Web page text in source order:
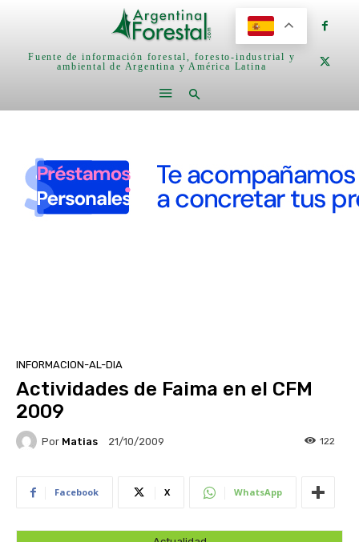
Fuente de información forestal, foresto-industrial y
ambiental de Argentina y América Latina
INFORMACION-AL-DIA
Actividades de Faima en el CFM
2009
Por Matias 21/10/2009 122
Facebook X WhatsApp